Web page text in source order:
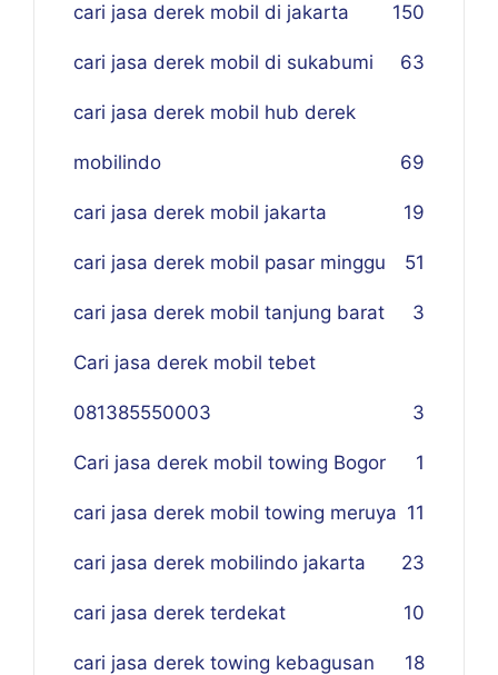
cari jasa derek mobil di jakarta 150
cari jasa derek mobil di sukabumi 63
cari jasa derek mobil hub derek
mobilindo 69
cari jasa derek mobil jakarta 19
cari jasa derek mobil pasar minggu 51
cari jasa derek mobil tanjung barat 3
Cari jasa derek mobil tebet
081385550003 3
Cari jasa derek mobil towing Bogor 1
cari jasa derek mobil towing meruya 11
cari jasa derek mobilindo jakarta 23
cari jasa derek terdekat 10
cari jasa derek towing kebagusan 18